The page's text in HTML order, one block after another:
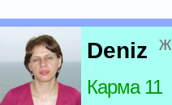
Deniz ж
Карма 11